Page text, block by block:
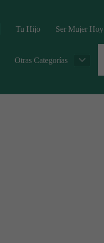
Tu Hijo Ser Mujer Hoy
Otras Categorías